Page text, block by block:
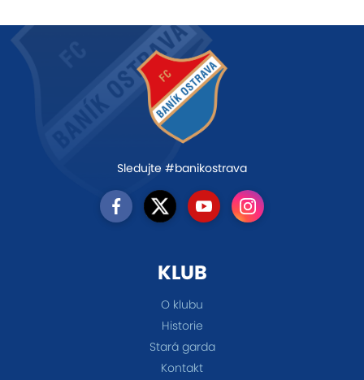
Sledujte #banikostrava
KLUB
O klubu
Historie
Stará garda
Kontakt